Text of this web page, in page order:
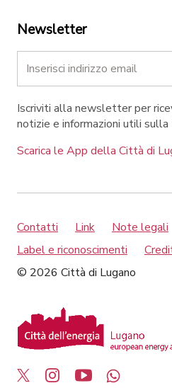
Newsletter
Iscriviti alla newsletter per
notizie e informazioni utili
Scarica le App della Città di
Contatti Link Note legali
Label e riconoscimenti
© 2026 Città di Lugano